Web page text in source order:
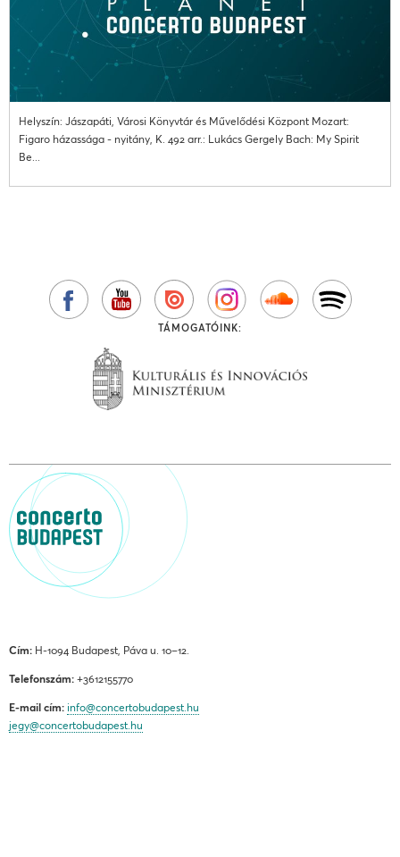
Helyszín: Jászapáti, Városi Könyvtár és Művelődési Központ Mozart:
Figaro házassága - nyitány, K. 492 arr.: Lukács Gergely Bach: My Spirit
Be...
TÁMOGATÓINK:
Cím: H-1094 Budapest, Páva u. 10–12.
Telefonszám: +3612155770
E-mail cím: info@concertobudapest.hu
jegy@concertobudapest.hu